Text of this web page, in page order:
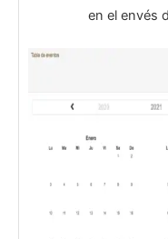
en el envés